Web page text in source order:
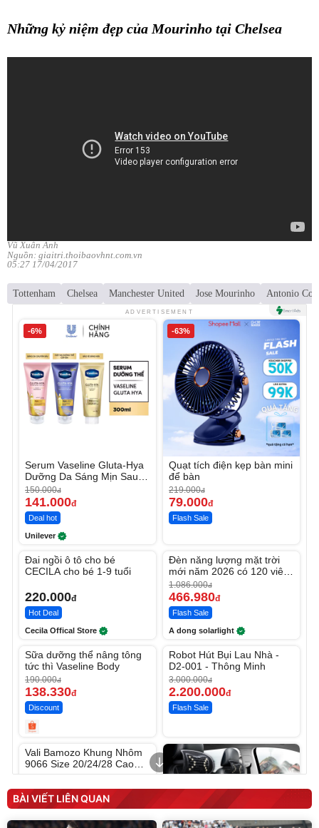
Những kỷ niệm đẹp của Mourinho tại Chelsea
Vũ Xuân Anh
Nguồn: giaitri.thoibaovhnt.com.vn
05:27 17/04/2017
Tottenham Chelsea Manchester United Jose Mourinho Antonio
ADVERTISEMENT
-6%
Serum Vaseline Gluta-Hya
Dưỡng Da Sáng Mịn Sau 7
Ngày
150.000đ
141.000đ
Deal hot
Unilever
-63%
Quạt tích điện kẹp bàn mini
để bàn
219.000đ
79.000đ
Flash Sale
Đai ngồi ô tô cho bé
CECILA cho bé 1-9 tuổi
220.000đ
Hot Deal
Cecila Offical Store
-56%
Đèn năng lượng mặt trời
mới năm 2026 có 120 viên
LED lớn
1.086.000đ
466.980đ
Flash Sale
A dong solarlight
-27%
Sữa dưỡng thể nâng tông
tức thì Vaseline Body
190.000đ
138.330đ
Discount
-26%
Robot Hút Bụi Lau Nhà -
D2-001 - Thông Minh
3.000.000đ
2.200.000đ
Flash Sale
Vali Bamozo Khung Nhôm
9066 Size 20/24/28 Cao
Cấp
1.000.000
825.000đ
Flash Sale
BÀI VIẾT LIÊN QUAN